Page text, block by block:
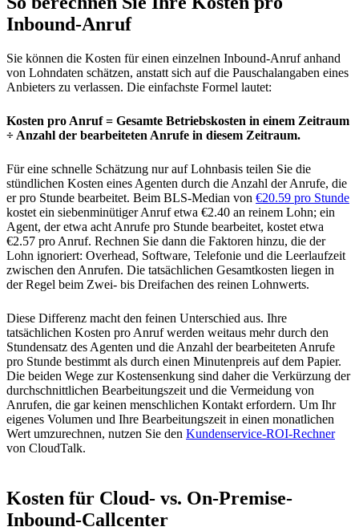
Inbound-Anruf
Sie können die Kosten für einen einzelnen Inbound-Anruf anhand
von Lohndaten schätzen, anstatt sich auf die Pauschalangaben eines
Anbieters zu verlassen. Die einfachste Formel lautet:
Kosten pro Anruf = Gesamte Betriebskosten in einem Zeitraum
÷ Anzahl der bearbeiteten Anrufe in diesem Zeitraum.
Für eine schnelle Schätzung nur auf Lohnbasis teilen Sie die
stündlichen Kosten eines Agenten durch die Anzahl der Anrufe, die
er pro Stunde bearbeitet. Beim BLS-Median von €20.59 pro Stunde
kostet ein siebenminütiger Anruf etwa €2.40 an reinem Lohn; ein
Agent, der etwa acht Anrufe pro Stunde bearbeitet, kostet etwa
€2.57 pro Anruf. Rechnen Sie dann die Faktoren hinzu, die der
Lohn ignoriert: Overhead, Software, Telefonie und die Leerlaufzeit
zwischen den Anrufen. Die tatsächlichen Gesamtkosten liegen in
der Regel beim Zwei- bis Dreifachen des reinen Lohnwerts.
Diese Differenz macht den feinen Unterschied aus. Ihre
tatsächlichen Kosten pro Anruf werden weitaus mehr durch den
Stundensatz des Agenten und die Anzahl der bearbeiteten Anrufe
pro Stunde bestimmt als durch einen Minutenpreis auf dem Papier.
Die beiden Wege zur Kostensenkung sind daher die Verkürzung der
durchschnittlichen Bearbeitungszeit und die Vermeidung von
Anrufen, die gar keinen menschlichen Kontakt erfordern. Um Ihr
eigenes Volumen und Ihre Bearbeitungszeit in einen monatlichen
Wert umzurechnen, nutzen Sie den Kundenservice-ROI-Rechner
von CloudTalk.
Kosten für Cloud- vs. On-Premise-
Inbound-Callcenter